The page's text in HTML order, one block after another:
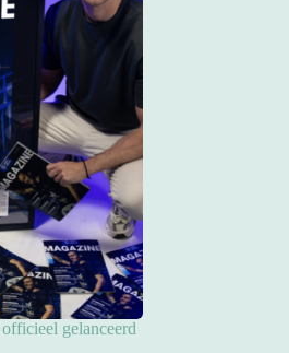
gelanceerd